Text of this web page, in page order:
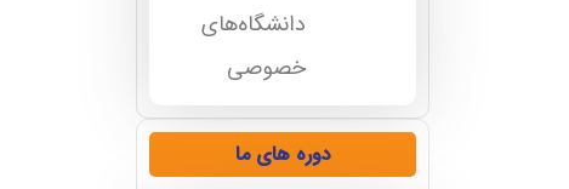
دانشگاه‌های
خصوصی
دوره های ما